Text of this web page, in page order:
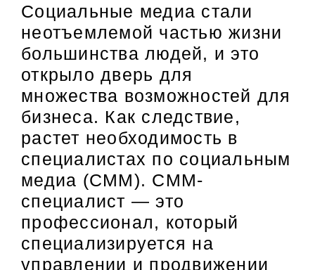
Социальные медиа стали
неотъемлемой частью жизни
большинства людей, и это
открыло дверь для
множества возможностей для
бизнеса. Как следствие,
растет необходимость в
специалистах по социальным
медиа (СММ). СММ-
специалист — это
профессионал, который
специализируется на
управлении и продвижении